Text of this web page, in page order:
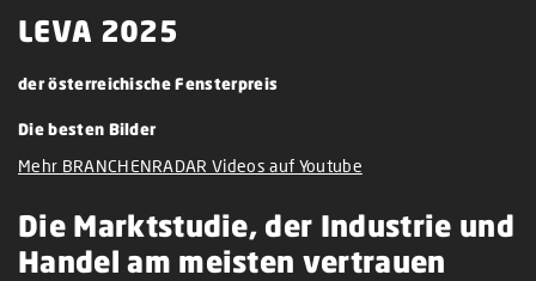
LEVA 2025
der österreichische Fensterpreis
Die besten Bilder
Mehr BRANCHENRADAR Videos auf Youtube
Die Marktstudie, der Industrie und
Handel am meisten vertrauen